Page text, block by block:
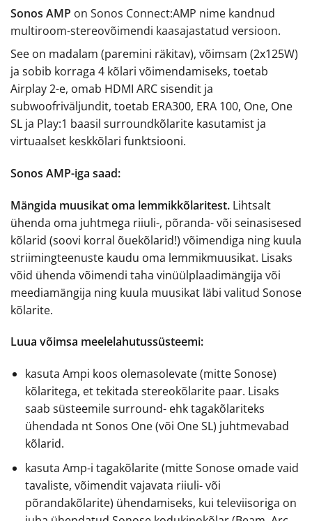
Sonos AMP on Sonos Connect:AMP nime kandnud
multiroom-stereovõimendi kaasajastatud versioon.
See on madalam (paremini räkitav), võimsam (2x125W)
ja sobib korraga 4 kõlari võimendamiseks, toetab
Airplay 2-e, omab HDMI ARC sisendit ja
subwoofriväljundit, toetab ERA300, ERA 100, One, One
SL ja Play:1 baasil surroundkõlarite kasutamist ja
virtuaalset keskkõlari funktsiooni.
Sonos AMP-iga saad:
Mängida muusikat oma lemmikkõlaritest. Lihtsalt
ühenda oma juhtmega riiuli-, põranda- või seinasisesed
kõlarid (soovi korral õuekõlarid!) võimendiga ning kuula
striimingteenuste kaudu oma lemmikmuusikat. Lisaks
võid ühenda võimendi taha vinüülplaadimängija või
meediamängija ning kuula muusikat läbi valitud Sonose
kõlarite.
Luua võimsa meelelahutussüsteemi:
kasuta Ampi koos olemasolevate (mitte Sonose)
kõlaritega, et tekitada stereokõlarite paar. Lisaks
saab süsteemile surround- ehk tagakõlariteks
ühendada nt Sonos One (või One SL) juhtmevabad
kõlarid.
kasuta Amp-i tagakõlarite (mitte Sonose omade vaid
tavaliste, võimendit vajavata riiuli- või
põrandakõlarite) ühendamiseks, kui televiisoriga on